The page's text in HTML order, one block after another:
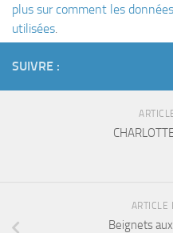
plus sur comment les
utilisées.
SUIVRE :
ARTICLE
Beignets